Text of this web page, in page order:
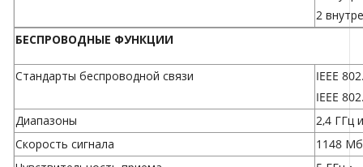
2
БЕСПРОВОДНЫЕ ФУНКЦИИ
Стандарты беспроводной связи
IEEE
IEEE
Диапазоны
2,4 ГГц
Скорость сигнала
1148